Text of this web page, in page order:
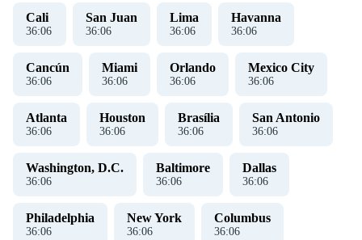
Cali
36:07
San Juan
36:07
Lima
36:07
Havanna
36:07
Cancún
36:07
Miami
36:07
Orlando
36:07
Mexico City
36:07
Atlanta
36:07
Houston
36:07
Brasília
36:07
San Antonio
36:07
Washington, D.C.
36:07
Baltimore
36:07
Dallas
36:07
Philadelphia
36:07
New York
36:07
Columbus
36:07